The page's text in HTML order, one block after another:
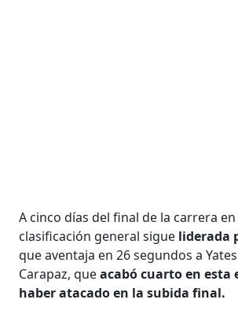
A cinco días del final de la carrera en
clasificación general sigue liderada
que aventaja en 26 segundos a
Carapaz, queacabó cuarto en esta
haber atacado en la subida final.